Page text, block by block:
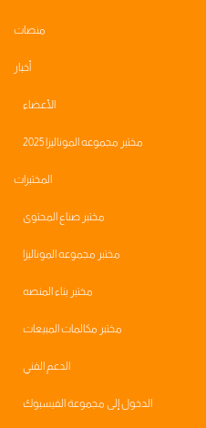
منصات
أخبار
الأعضاء
مختبر مجموعه الموناليزا 2025
المختبرات
مختبر صناع المحتوى
مختبر مجموعه الموناليزا
مختبر بناء المنصه
مختبر مكالمات المبيعات
الدعم الفني
الدخول إلى مجموعة الفيسبوك